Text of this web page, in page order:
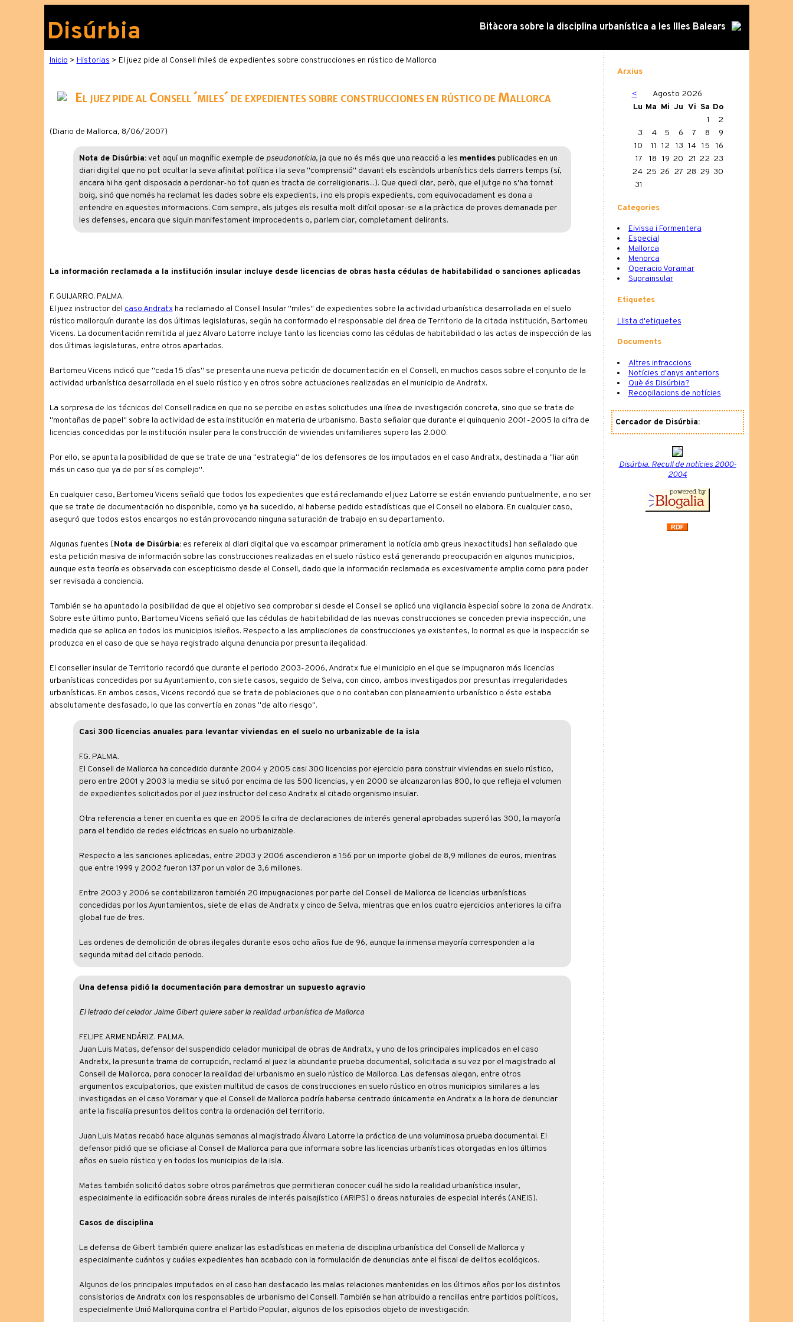
Disúrbia Bitàcora sobre la disciplina urbanística a les Illes Balears
Inicio > Historias > El juez pide al Consell ´miles´ de expedientes sobre construcciones en rústico de Mallorca
El juez pide al Consell ´miles´ de expedientes sobre construcciones en rústico de Mallorca
(Diario de Mallorca, 8/06/2007)
Nota de Disúrbia:vet aquí un magnífic exemple de pseudonotícia, ja que no és més que una reacció a les mentidespublicades en un
diari digital que no pot ocultar la seva afinitat política i la seva "comprensió" davant els escàndols urbanístics dels darrers temps (sí,
encara hi ha gent disposada a perdonar-ho tot quan es tracta de correligionaris...). Que quedi clar, però, que el jutge no s'ha tornat
boig, sinó que només ha reclamat les dades sobre els expedients, i no els propis expedients, com equivocadament es dona a
entendre en aquestes informacions. Com sempre, als jutges els resulta molt difícil oposar-se a la pràctica de proves demanada per
les defenses, encara que siguin manifestament improcedents o, parlem clar, completament delirants.
La información reclamada a la institución insular incluye desde licencias de obras hasta cédulas de habitabilidad o sanciones aplicadas
F. GUIJARRO. PALMA.
El juez instructor del caso Andratxha reclamado al Consell Insular "miles" de expedientes sobre la actividad urbanística desarrollada en el suelo
rústico mallorquín durante las dos últimas legislaturas, según ha conformado el responsable del área de Territorio de la citada institución, Bartomeu
Vicens. La documentación remitida al juez Alvaro Latorre incluye tanto las licencias como las cédulas de habitabilidad o las actas de inspección de las
dos últimas legislaturas, entre otros apartados.
Bartomeu Vicens indicó que "cada 15 días" se presenta una nueva petición de documentación en el Consell, en muchos casos sobre el conjunto de la
actividad urbanística desarrollada en el suelo rústico y en otros sobre actuaciones realizadas en el municipio de Andratx.
La sorpresa de los técnicos del Consell radica en que no se percibe en estas solicitudes una línea de investigación concreta, sino que se trata de
"montañas de papel" sobre la actividad de esta institución en materia de urbanismo. Basta señalar que durante el quinquenio 2001-2005 la cifra de
licencias concedidas por la institución insular para la construcción de viviendas unifamiliares supero las 2.000.
Por ello, se apunta la posibilidad de que se trate de una "estrategia" de los defensores de los imputados en el caso Andratx, destinada a "liar aún
más un caso que ya de por sí es complejo".
En cualquier caso, Bartomeu Vicens señaló que todos los expedientes que está reclamando el juez Latorre se están enviando puntualmente, a no ser
que se trate de documentación no disponible, como ya ha sucedido, al haberse pedido estadísticas que el Consell no elabora. En cualquier caso,
aseguró que todos estos encargos no están provocando ninguna saturación de trabajo en su departamento.
Algunas fuentes [Nota de Disúrbia:es refereix al diari digital que va escampar primerament la notícia amb greus inexactituds] han señalado que
esta petición masiva de información sobre las construcciones realizadas en el suelo rústico está generando preocupación en algunos municipios,
aunque esta teoría es observada con escepticismo desde el Consell, dado que la información reclamada es excesivamente amplia como para poder
ser revisada a conciencia.
También se ha apuntado la posibilidad de que el objetivo sea comprobar si desde el Consell se aplicó una vigilancia ´especial´ sobre la zona de Andratx.
Sobre este último punto, Bartomeu Vicens señaló que las cédulas de habitabilidad de las nuevas construcciones se conceden previa inspección, una
medida que se aplica en todos los municipios isleños. Respecto a las ampliaciones de construcciones ya existentes, lo normal es que la inspección se
produzca en el caso de que se haya registrado alguna denuncia por presunta ilegalidad.
El conseller insular de Territorio recordó que durante el periodo 2003-2006, Andratx fue el municipio en el que se impugnaron más licencias
urbanísticas concedidas por su Ayuntamiento, con siete casos, seguido de Selva, con cinco, ambos investigados por presuntas irregularidades
urbanísticas. En ambos casos, Vicens recordó que se trata de poblaciones que o no contaban con planeamiento urbanístico o éste estaba
absolutamente desfasado, lo que las convertía en zonas "de alto riesgo".
Casi 300 licencias anuales para levantar viviendas en el suelo no urbanizable de la isla
F.G. PALMA.
El Consell de Mallorca ha concedido durante 2004 y 2005 casi 300 licencias por ejercicio para construir viviendas en suelo rústico,
pero entre 2001 y 2003 la media se situó por encima de las 500 licencias, y en 2000 se alcanzaron las 800, lo que refleja el volumen
de expedientes solicitados por el juez instructor del caso Andratx al citado organismo insular.
Otra referencia a tener en cuenta es que en 2005 la cifra de declaraciones de interés general aprobadas superó las 300, la mayoría
para el tendido de redes eléctricas en suelo no urbanizable.
Respecto a las sanciones aplicadas, entre 2003 y 2006 ascendieron a 156 por un importe global de 8,9 millones de euros, mientras
que entre 1999 y 2002 fueron 137 por un valor de 3,6 millones.
Entre 2003 y 2006 se contabilizaron también 20 impugnaciones por parte del Consell de Mallorca de licencias urbanísticas
concedidas por los Ayuntamientos, siete de ellas de Andratx y cinco de Selva, mientras que en los cuatro ejercicios anteriores la cifra
global fue de tres.
Las ordenes de demolición de obras ilegales durante esos ocho años fue de 96, aunque la inmensa mayoría corresponden a la
segunda mitad del citado periodo.
Una defensa pidió la documentación para demostrar un supuesto agravio
El letrado del celador Jaime Gibert quiere saber la realidad urbanística de Mallorca
FELIPE ARMENDÁRIZ. PALMA.
Juan Luis Matas, defensor del suspendido celador municipal de obras de Andratx, y uno de los principales implicados en el caso
Andratx, la presunta trama de corrupción, reclamó al juez la abundante prueba documental, solicitada a su vez por el magistrado al
Consell de Mallorca, para conocer la realidad del urbanismo en suelo rústico de Mallorca. Las defensas alegan, entre otros
argumentos exculpatorios, que existen multitud de casos de construcciones en suelo rústico en otros municipios similares a las
investigadas en el caso Voramar y que el Consell de Mallorca podría haberse centrado únicamente en Andratx a la hora de denunciar
ante la fiscalía presuntos delitos contra la ordenación del territorio.
Juan Luis Matas recabó hace algunas semanas al magistrado Álvaro Latorre la práctica de una voluminosa prueba documental. El
defensor pidió que se oficiase al Consell de Mallorca para que informara sobre las licencias urbanísticas otorgadas en los últimos
años en suelo rústico y en todos los municipios de la isla.
Matas también solicitó datos sobre otros parámetros que permitieran conocer cuál ha sido la realidad urbanística insular,
especialmente la edificación sobre áreas rurales de interés paisajístico (ARIPS) o áreas naturales de especial interés (ANEIS).
Casos de disciplina
La defensa de Gibert también quiere analizar las estadísticas en materia de disciplina urbanística del Consell de Mallorca y
especialmente cuántos y cuáles expedientes han acabado con la formulación de denuncias ante el fiscal de delitos ecológicos.
Algunos de los principales imputados en el caso han destacado las malas relaciones mantenidas en los últimos años por los distintos
consistorios de Andratx con los responsables de urbanismo del Consell. También se han atribuido a rencillas entre partidos políticos,
especialmente Unió Mallorquina contra el Partido Popular, algunos de los episodios objeto de investigación.
Arxius
<
Agosto 2026
Lu Ma Mi Ju Vi Sa Do
1
2
3
4 5 6 7 8
9
10
11 12 13 14 15
16
17
18 19 20 21 22 23
24 25 26 27 28 29 30
31
Categories
Eivissa i Formentera
Especial
Mallorca
Menorca
Operacio Voramar
Suprainsular
Etiquetes
Llista d'etiquetes
Documents
Altres infraccions
Notícies d'anys anteriors
Què és Disúrbia?
Recopilacions de notícies
Cercador de Disúrbia:
Disúrbia. Recull de notícies 2000-
2004